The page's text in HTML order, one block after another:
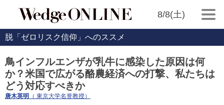
8/8(土)
脱「ゼロリスク信仰」へのススメ
鳥インフルエンザが乳牛に感染した原因は何
か？米国で広がる酪農経済への打撃、私たちは
どう対応すべきか
唐木英明 （ 東京大学名誉教授）